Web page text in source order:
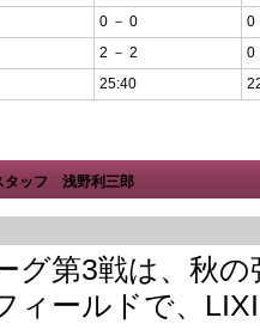
0 － 0
0
2 － 2
0
25:40
タッフ 浅野利三郎
グ第3戦は、秋
ィールドで、